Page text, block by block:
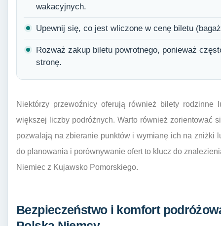
wakacyjnych.
Upewnij się, co jest wliczone w cenę biletu
Rozważ zakup biletu powrotnego, ponieważ
stronę.
Niektórzy przewoźnicy oferują również bilety
większej liczby podróżnych. Warto również zorientować
pozwalają na zbieranie punktów i wymianę ich na zniżki
do planowania i porównywanie ofert to klucz do
Niemiec z Kujawsko Pomorskiego.
Bezpieczeństwo i komfort